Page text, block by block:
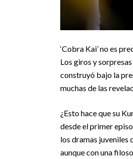
‘Cobra Kai’ no es
Los giros y
construyó bajo la
muchas de las
¿Esto hace que su
desde el primer
los dramas juveniles
aunque con una